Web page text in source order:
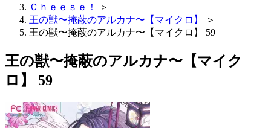
Ｃｈｅｅｓｅ！
＞
王の獣〜掩蔽のアルカナ〜【マイクロ】
＞
王の獣〜掩蔽のアルカナ〜【マイクロ】 59
王の獣〜掩蔽のアルカナ〜【マイク
ロ】 59